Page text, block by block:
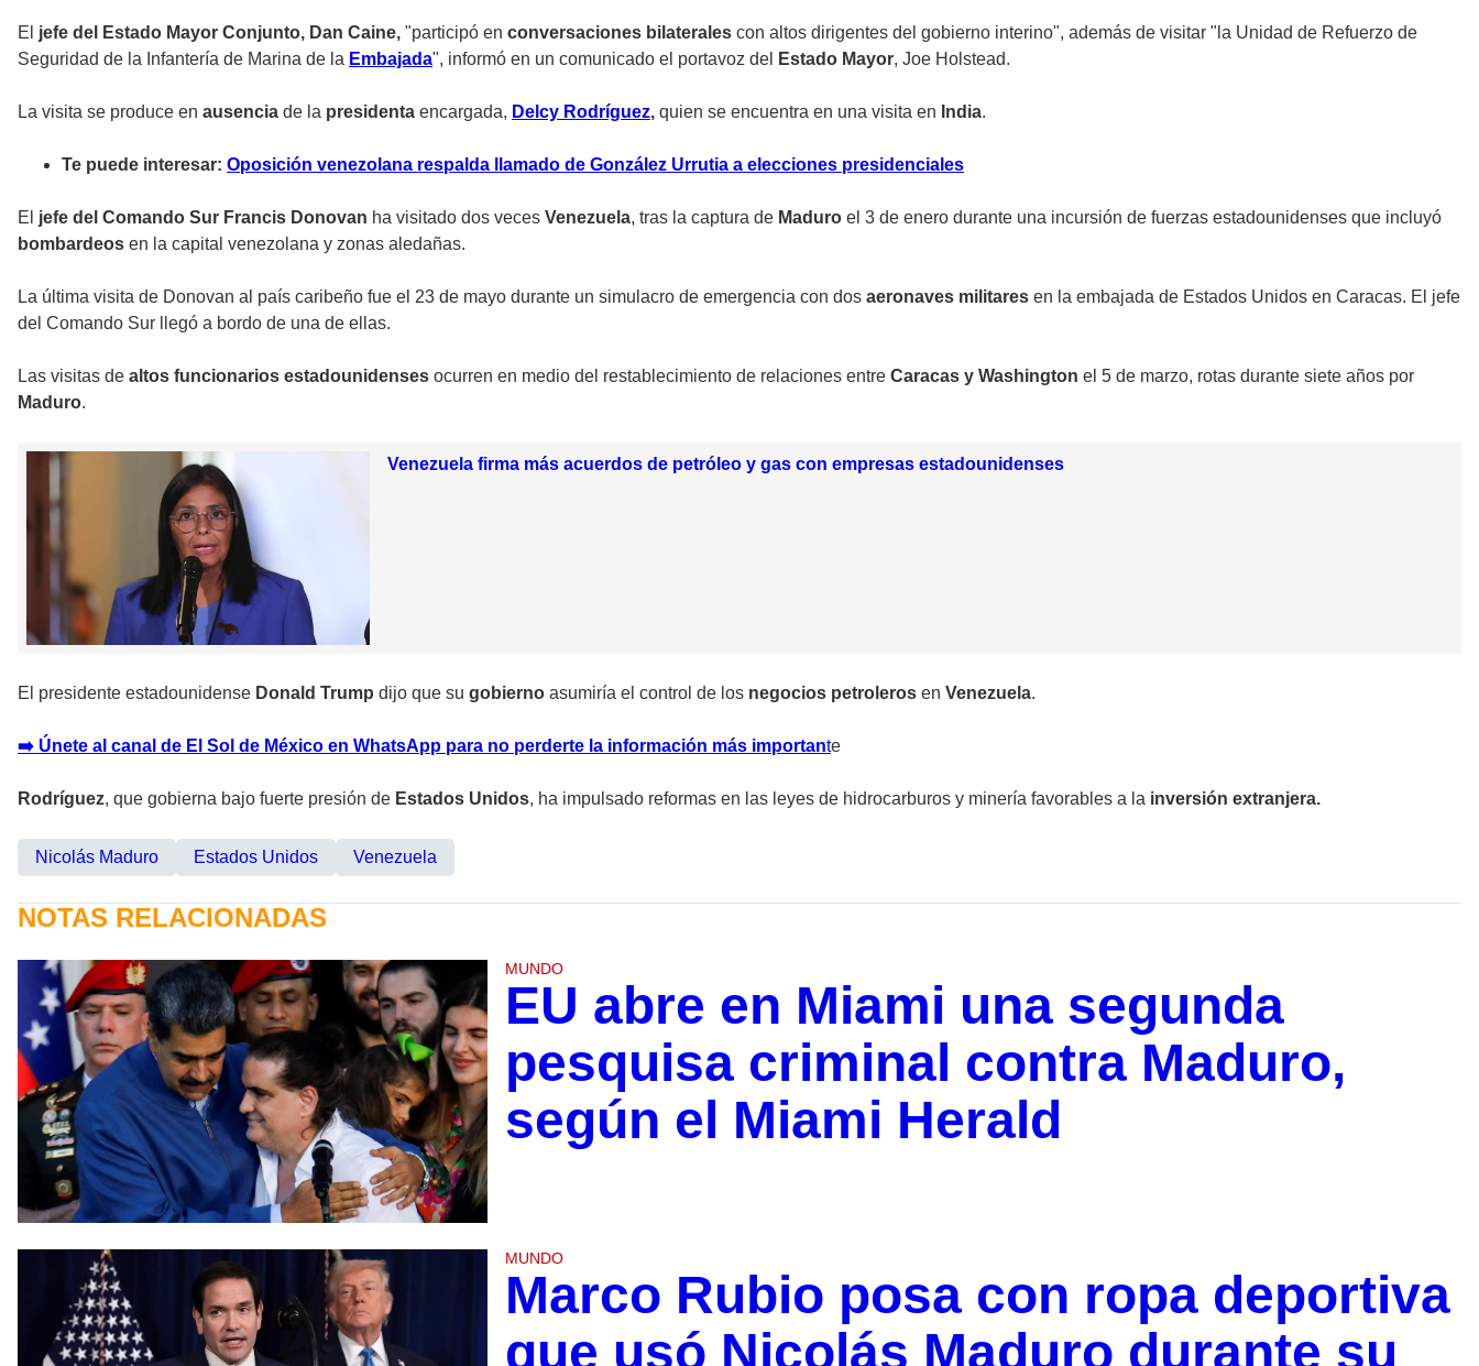
El jefe del Estado Mayor Conjunto, Dan Caine, "participó en conversaciones bilaterales con altos dirigentes del gobierno interino", además de visitar "la Unidad de Refuerzo de
Seguridad de la Infantería de Marina de la Embajada", informó en un comunicado el portavoz del Estado Mayor, Joe Holstead.
La visita se produce en ausencia de la presidenta encargada, Delcy Rodríguez, quien se encuentra en una visita en India.
Te puede interesar: Oposición venezolana respalda llamado de González Urrutia a elecciones presidenciales
El jefe del Comando Sur Francis Donovan ha visitado dos veces Venezuela, tras la captura de Maduro el 3 de enero durante una incursión de fuerzas estadounidenses que incluyó
bombardeos en la capital venezolana y zonas aledañas.
La última visita de Donovan al país caribeño fue el 23 de mayo durante un simulacro de emergencia con dos aeronaves militares en la embajada de Estados Unidos en Caracas. El jefe
del Comando Sur llegó a bordo de una de ellas.
Las visitas de altos funcionarios estadounidenses ocurren en medio del restablecimiento de relaciones entre Caracas y Washington el 5 de marzo, rotas durante siete años por
Maduro.
Venezuela firma más acuerdos de petróleo y gas con empresas estadounidenses
El presidente estadounidense Donald Trump dijo que su gobierno asumiría el control de los negocios petroleros en Venezuela.
➡️ Únete al canal de El Sol de México en WhatsApp para no perderte la información más importante
Rodríguez, que gobierna bajo fuerte presión de Estados Unidos, ha impulsado reformas en las leyes de hidrocarburos y minería favorables a la inversión extranjera.
Nicolás Maduro Estados Unidos Venezuela
NOTAS RELACIONADAS
MUNDO
EU abre en Miami una segunda
pesquisa criminal contra Maduro,
según el Miami Herald
MUNDO
Marco Rubio posa con ropa deportiva
que usó Nicolás Maduro durante su